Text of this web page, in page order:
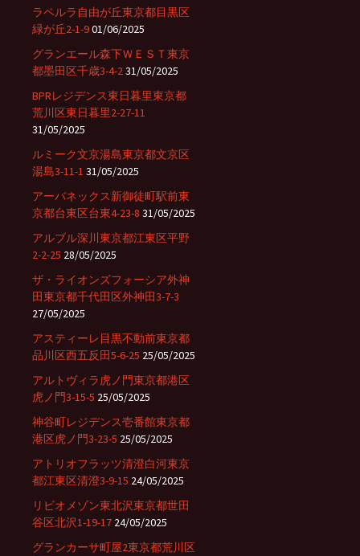
ラペルラ自由が丘東京都目黒区
緑が丘2-1-901/06/2025
グランエール森下ＷＥＳＴ東京
都墨田区千歳3-4-231/05/2025
BPRレジデンス東日暮里東京都
荒川区東日暮里2-27-11
31/05/2025
ルミーク文京湯島東京都文京区
湯島3-11-1 31/05/2025
アーバネックス新御徒町駅前東
京都台東区台東4-23-8 31/05/2025
アルブル深川東京都江東区平野
2-2-25 28/05/2025
ザ・ライオンズフォーシア外神
田東京都千代田区外神田3-7-3
27/05/2025
アスティーレ目黒不動前東京都
品川区西五反田5-6-25 25/05/2025
アルトヴィラ虎ノ門東京都港区
虎ノ門3-15-5 25/05/2025
神谷町レジデンス壱番館東京都
港区虎ノ門3-23-5 25/05/2025
アトリオフラッツ清澄白河東京
都江東区清澄3-9-15 24/05/2025
リビオメゾン東北沢東京都世田
谷区北沢1-19-17 24/05/2025
グランカーサ町屋2東京都荒川区